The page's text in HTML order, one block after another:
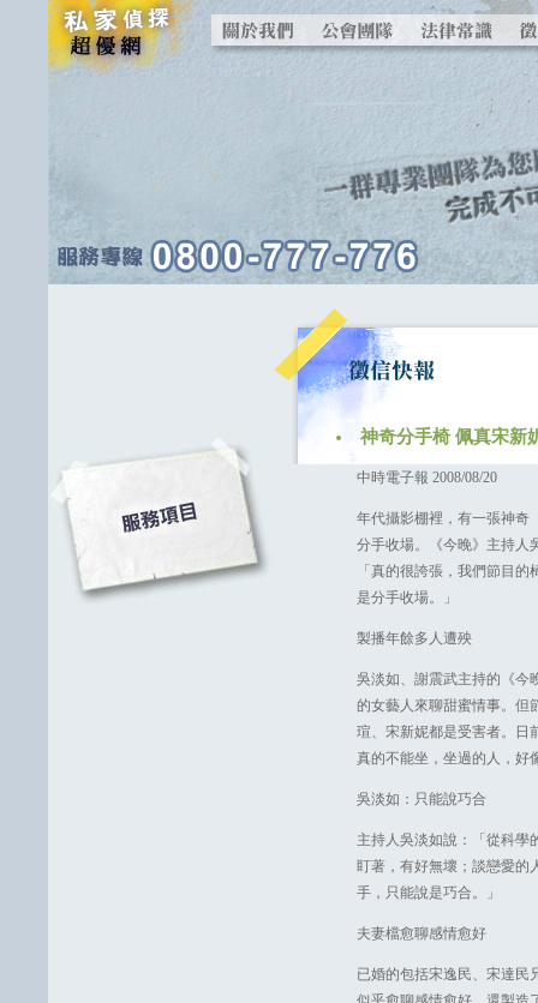
神奇分手椅 佩真宋新
中時電子報 2008/08/20
年代攝影棚裡，有一張神奇
分手收場。《今晚》主持人
「真的很誇張，我們節目
是分手收場。」
製播年餘多人遭殃
吳淡如、謝震武主持的《今
的女藝人來聊甜蜜情事。但
瑄、宋新妮都是受害者。日
真的不能坐，坐過的人，好
吳淡如：只能說巧合
主持人吳淡如說：「從科學
盯著，有好無壞；談戀愛的
手，只能說是巧合。」
夫妻檔愈聊感情愈好
已婚的包括宋逸民、宋達民